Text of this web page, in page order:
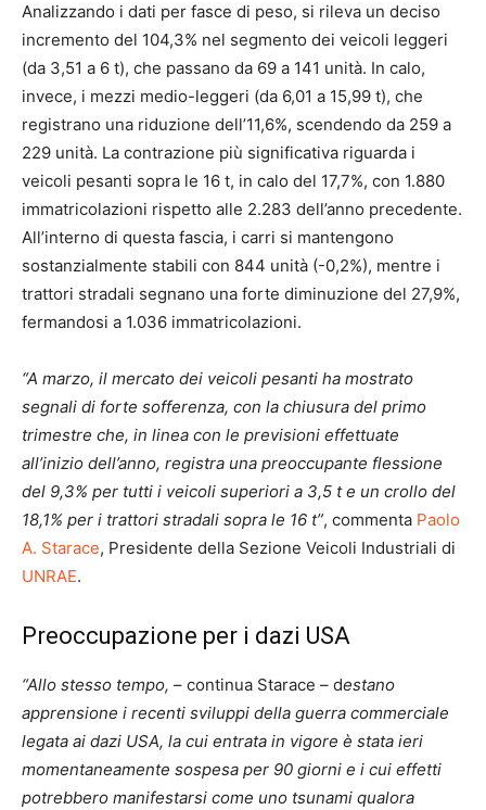
Analizzando i dati per fasce di peso, si rileva un deciso
incremento del 104,3% nel segmento dei veicoli leggeri
(da 3,51 a 6 t), che passano da 69 a 141 unità. In calo,
invece, i mezzi medio-leggeri (da 6,01 a 15,99 t), che
registrano una riduzione dell’11,6%, scendendo da 259 a
229 unità. La contrazione più significativa riguarda i
veicoli pesanti sopra le 16 t, in calo del 17,7%, con 1.880
immatricolazioni rispetto alle 2.283 dell’anno precedente.
All’interno di questa fascia, i carri si mantengono
sostanzialmente stabili con 844 unità (-0,2%), mentre i
trattori stradali segnano una forte diminuzione del 27,9%,
fermandosi a 1.036 immatricolazioni.
“A marzo, il mercato dei veicoli pesanti ha mostrato
segnali di forte sofferenza, con la chiusura del primo
trimestre che, in linea con le previsioni effettuate
all’inizio dell’anno, registra una preoccupante flessione
del 9,3% per tutti i veicoli superiori a 3,5 t e un crollo del
18,1% per i trattori stradali sopra le 16 t”, commenta Paolo
A. Starace, Presidente della Sezione Veicoli Industriali di
UNRAE.
Preoccupazione per i dazi USA
“Allo stesso tempo, – continua Starace – destano
apprensione i recenti sviluppi della guerra commerciale
legata ai dazi USA, la cui entrata in vigore è stata ieri
momentaneamente sospesa per 90 giorni e i cui effetti
potrebbero manifestarsi come uno tsunami qualora